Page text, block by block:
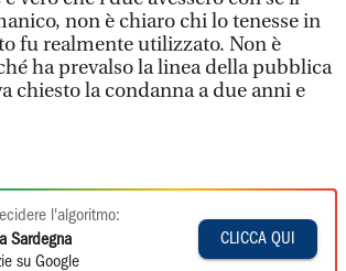
non è chiaro chi lo tenesse in
fu realmente utilizzato. Non è
ha prevalso la linea della pubblica
chiesto la condanna a due anni e
l'algoritmo:
Sardegna
su Google
CLICCA QUI